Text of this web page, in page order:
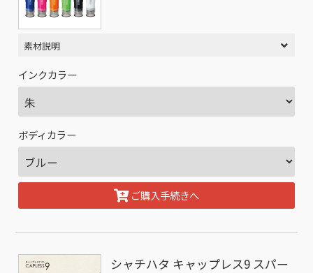
素材説明
インクカラー
ボディカラー
ご購入手続きへ
シャチハタ キャップレス9 スパー